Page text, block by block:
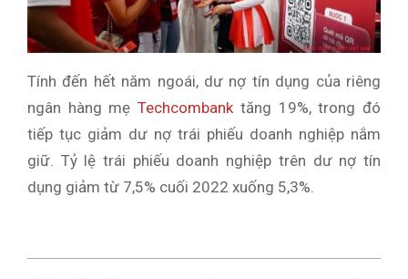
Tính đến hết năm ngoái, dư nợ tín dụng của riêng
ngân hàng mẹTechcombanktăng 19%, trong đó
tiếp tục giảm dư nợ trái phiếu doanh nghiệp nắm
giữ. Tỷ lệ trái phiếu doanh nghiệp trên dư nợ tín
dụng giảm từ 7,5% cuối 2022 xuống 5,3%.